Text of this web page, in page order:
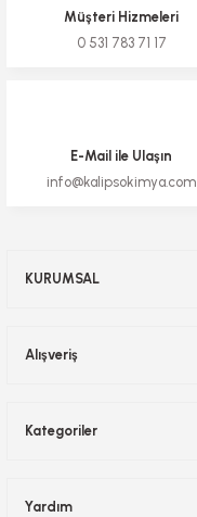
Müşteri Hizmeleri
0 531 783 71 17
E-Mail ile Ulaşın
info@kalipsokimya.com
KURUMSAL
Alışveriş
Kategoriler
Yardım